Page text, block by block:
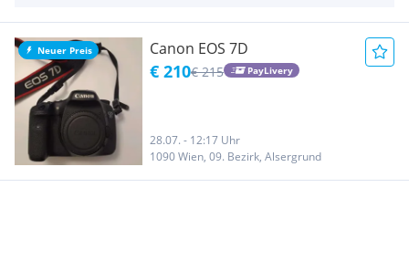
Neuer Preis Canon EOS 7D
€ 210€ 215 PayLivery
28.07. - 12:17 Uhr
1090 Wien, 09. Bezirk, Alsergrund